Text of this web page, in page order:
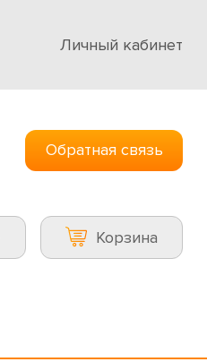
Личный кабинет
Обратная связь
Корзина